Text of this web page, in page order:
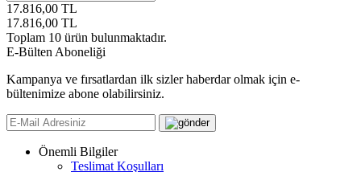
17.816,00 TL
17.816,00 TL
Toplam 10 ürün bulunmaktadır.
E-Bülten Aboneliği
Kampanya ve fırsatlardan ilk sizler haberdar olmak için e-
bültenimize abone olabilirsiniz.
Önemli Bilgiler
Teslimat Koşulları